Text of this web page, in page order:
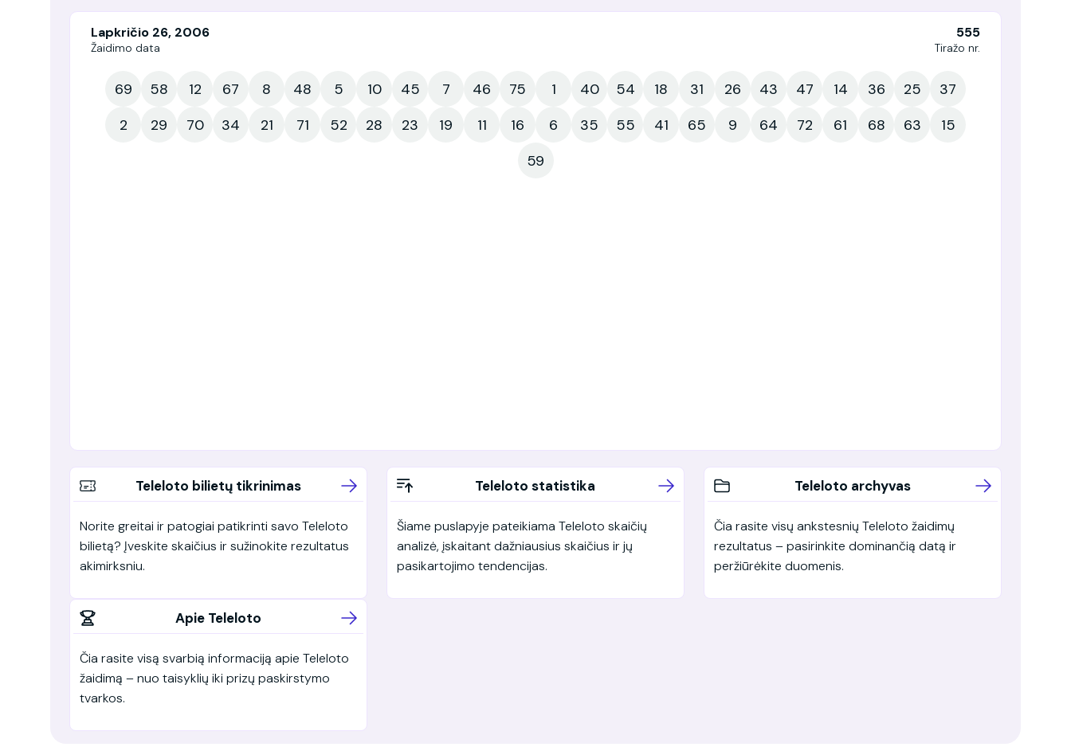
Lapkričio 26, 2006
Žaidimo data
555
Tiražo nr.
69 58 12 67 8 48 5 10 45 7 46 75 1 40 54 18 31 26 43 47 14 36 25
37
2
29 70 34 21 71 52 28 23 19 11 16 6 35 55 41 65 9 64 72 61 68 63
15
59
Teleloto bilietų tikrinimas
Norite greitai ir patogiai patikrinti savo Teleloto
bilietą? Įveskite skaičius ir sužinokite rezultatus
akimirksniu.
Teleloto statistika
Šiame puslapyje pateikiama Teleloto skaičių
analizė, įskaitant dažniausius skaičius ir jų
pasikartojimo tendencijas.
Teleloto archyvas
Čia rasite visų ankstesnių Teleloto žaidimų
rezultatus – pasirinkite dominančią datą ir
peržiūrėkite duomenis.
Apie Teleloto
Čia rasite visą svarbią informaciją apie Teleloto
žaidimą – nuo taisyklių iki prizų paskirstymo
tvarkos.